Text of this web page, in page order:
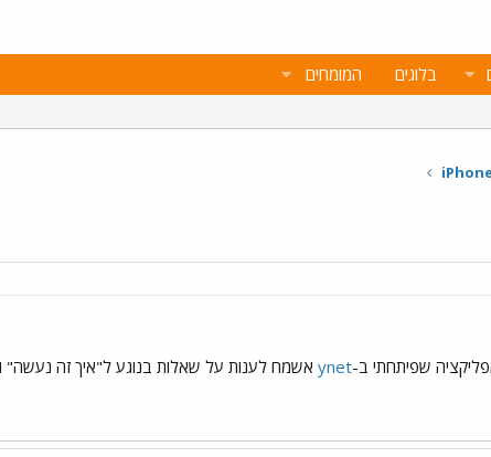
בלוגים המומחים
שפיתחתי ב-ynet אשמח לענות על שאלות בנוגע ל"איך זה